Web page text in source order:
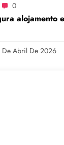
0
alojamento
De Abril De 2026